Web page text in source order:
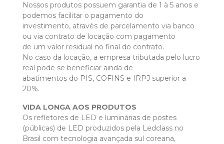
Nossos produtos possuem garantia de 1 à 5 anos e
podemos facilitar o pagamento do
investimento, através de parcelamento via banco
ou via contrato de locação com pagamento
de um valor residual no final do contrato.
No caso da locação, a empresa tributada pelo lucro
real pode se beneficiar ainda de
abatimentos do PIS, COFINS e IRPJ superior a
20%.
VIDA LONGA AOS PRODUTOS
Os refletores de LED e luminárias de postes
(públicas) de LED produzidos pela Ledclass no
Brasil com tecnologia avançada sul coreana,